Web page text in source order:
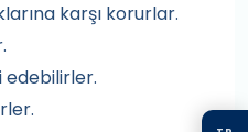
karşı korurlar.
edebilirler.